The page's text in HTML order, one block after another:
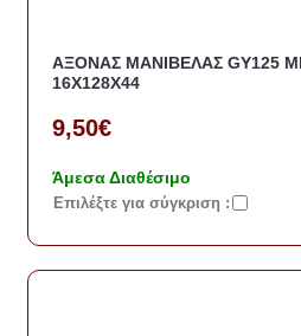
ΑΞΟΝΑΣ ΜΑΝΙΒΕΛΑΣ GY125
16Χ128Χ44
9,50€
Άμεσα Διαθέσιμο
Eπιλέξτε για σύγκριση :